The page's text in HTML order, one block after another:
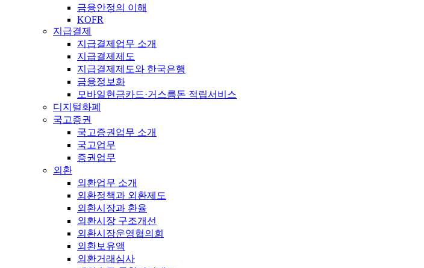
금융안정의 이해
KOFR
지급결제
지급결제업무 소개
지급결제제도
지급결제제도와 한국은행
금융정보화
모바일현금카드·거스름돈 적립서비스
디지털화폐
국고증권
국고증권업무 소개
국고업무
증권업무
외환
외환업무 소개
외환정책과 외환제도
외환시장과 환율
외환시장 구조개선
외환시장운영협의회
외환보유액
외환거래심사